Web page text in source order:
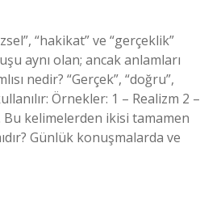
“hakikat” ve “gerçeklik”
aynı olan; ancak anlamları
nedir? “Gerçek”, “doğru”,
Örnekler: 1 – Realizm 2 –
Bu kelimelerden ikisi tamamen
Günlük konuşmalarda ve